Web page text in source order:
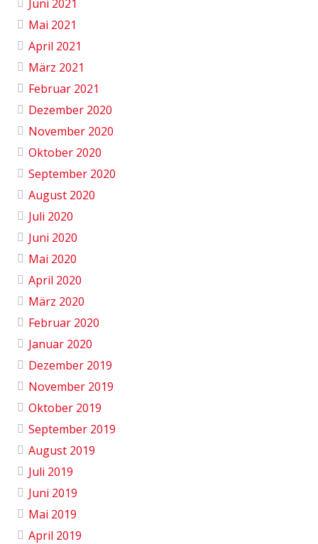
Juni 2021
Mai 2021
April 2021
März 2021
Februar 2021
Dezember 2020
November 2020
Oktober 2020
September 2020
August 2020
Juli 2020
Juni 2020
Mai 2020
April 2020
März 2020
Februar 2020
Januar 2020
Dezember 2019
November 2019
Oktober 2019
September 2019
August 2019
Juli 2019
Juni 2019
Mai 2019
April 2019